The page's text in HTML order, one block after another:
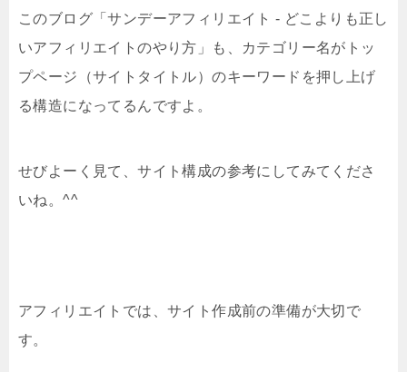
このブログ「サンデーアフィリエイト - どこよりも正し
いアフィリエイトのやり方」も、カテゴリー名がトッ
プページ（サイトタイトル）のキーワードを押し上げ
る構造になってるんですよ。
せびよーく見て、サイト構成の参考にしてみてくださ
いね。^^
アフィリエイトでは、サイト作成前の準備が大切で
す。